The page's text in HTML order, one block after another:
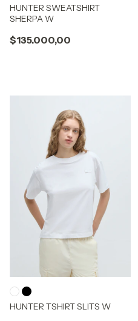
HUNTER SWEATSHIRT
SHERPA W
$135.000,00
HUNTER TSHIRT SLITS W